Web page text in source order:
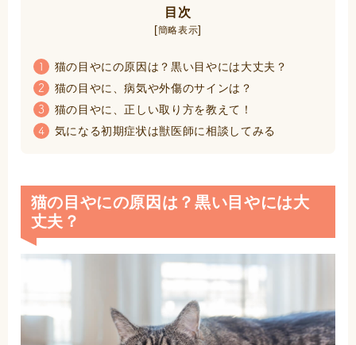
目次
[簡略表示]
1 猫の目やにの原因は？黒い目やには大丈夫？
2 猫の目やに、病気や外傷のサインは？
3 猫の目やに、正しい取り方を教えて！
4 気になる初期症状は獣医師に相談してみる
猫の目やにの原因は？黒い目やには大
丈夫？